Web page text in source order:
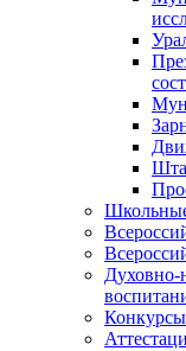
Духовно-
Конкурсы